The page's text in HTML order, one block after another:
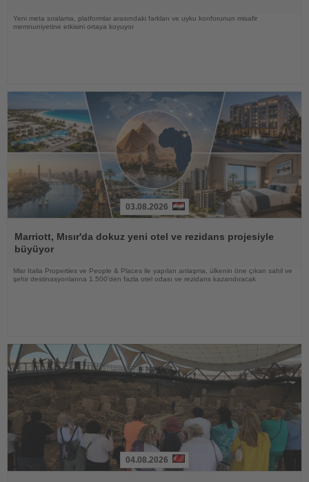
Yeni meta sıralama, platformlar arasındaki farkları ve uyku konforunun misafir
memnuniyetine etkisini ortaya koyuyor
Oku
03.08.2026
Marriott, Mısır'da dokuz yeni otel ve rezidans projesiyle
büyüyor
Misr Italia Properties ve People & Places ile yapılan anlaşma, ülkenin öne çıkan sahil ve
şehir destinasyonlarına 1.500'den fazla otel odası ve rezidans kazandıracak
04.08.2026